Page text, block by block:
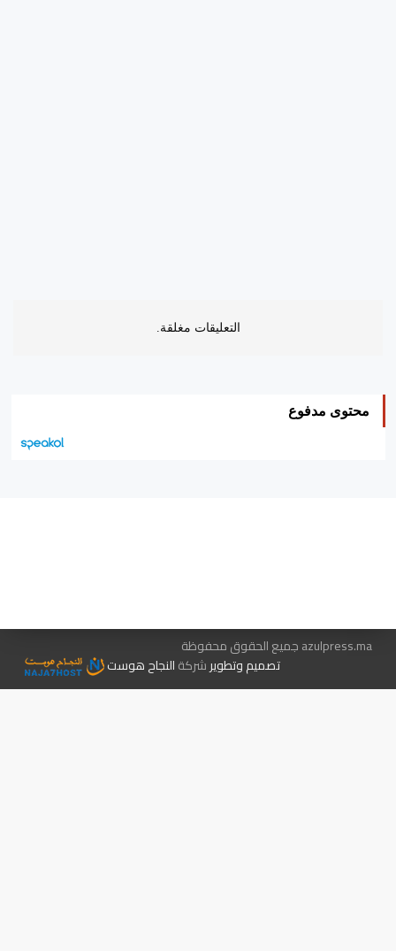
التعليقات مغلقة.
محتوى مدفوع
azulpress.ma جميع الحقوق محفوظة
تصميم وتطويرشركةالنجاح هوست